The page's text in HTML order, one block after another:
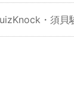
・須貝